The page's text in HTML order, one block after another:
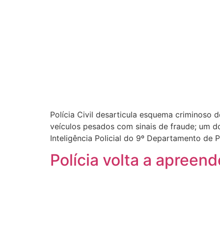
Polícia Civil desarticula esquema criminoso
veículos pesados com sinais de fraude; um
Inteligência Policial do 9º Departamento de
Polícia volta a